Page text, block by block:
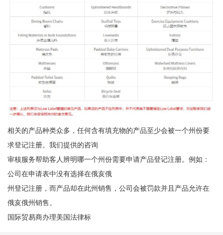
相关的产品种类众多，任何含有填充物的产品至少会被一个州份要
求登记注册。我们提供的咨询
审核服务帮助客人辨明哪一个州份需要申请产品登记注册。例如：
公司在申请表中没有选择在俄亥俄
州登记注册，而产品却在此州销售，公司会被罚款并且产品允许在
俄亥俄州销售。
国际贸易商办理美国法律标